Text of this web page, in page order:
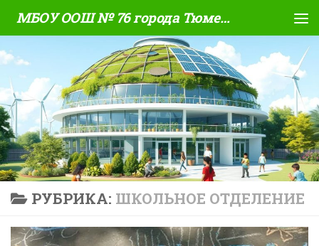
Skip to content МБОУ ООШ № 76 города Тюмени
РУБРИКА: ШКОЛЬНОЕ ОТДЕЛЕНИЕ